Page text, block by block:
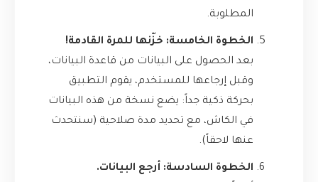
المطلوبة.
الخطوة الخامسة: خزّنها للمرة القادمة!
بعد الحصول على البيانات من قاعدة البيانات،
وقبل إرجاعها للمستخدم، يقوم التطبيق
بحركة ذكية جداً: يضع نسخة من هذه البيانات
في الكاش، مع تحديد مدة صلاحية (سنتحدث
عنها لاحقاً).
الخطوة السادسة: أرجع البيانات.